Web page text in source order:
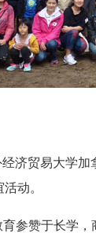
济贸易大学加
动。
参赞于长学